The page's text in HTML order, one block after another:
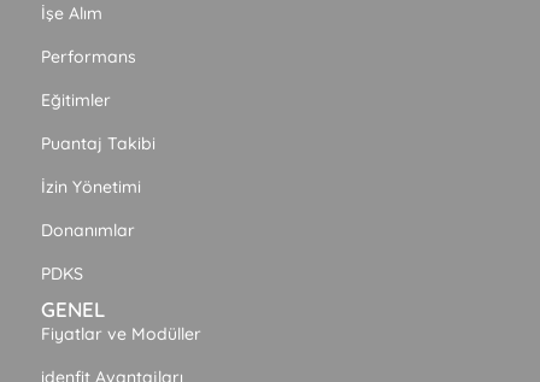
İşe Alım
Performans
Eğitimler
Puantaj Takibi
İzin Yönetimi
Donanımlar
PDKS
GENEL
Fiyatlar ve Modüller
idenfit Avantajları